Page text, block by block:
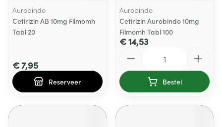
Aurobindo
Cetirizin AB 10mg Filmomh
Tabl 20
€ 7,95
Reserveer
Aurobindo
Cetirizin Aurobindo 10mg
Filmomh Tabl 100
€ 14,53
Bestel